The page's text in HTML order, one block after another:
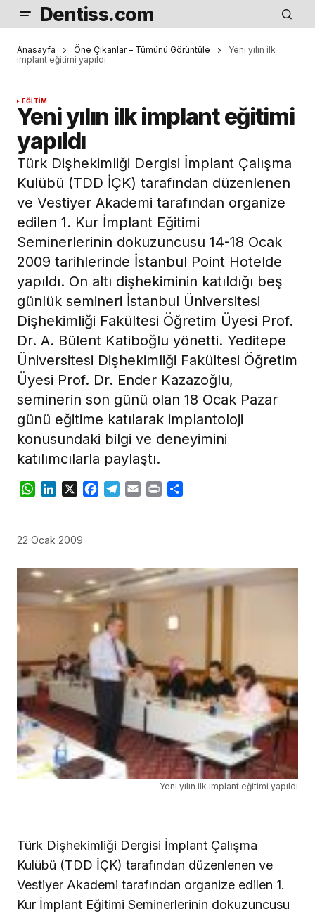
Dentiss.com
Anasayfa Öne Çıkanlar – Tümünü Görüntüle
Yeni yılın ilk
implant eğitimi yapıldı
EĞITIM
Yeni yılın ilk implant eğitimi
yapıldı
Türk Dişhekimliği Dergisi İmplant Çalışma
Kulübü (TDD İÇK) tarafından düzenlenen
ve Vestiyer Akademi tarafından organize
edilen 1. Kur İmplant Eğitimi
Seminerlerinin dokuzuncusu 14-18 Ocak
2009 tarihlerinde İstanbul Point Hotelde
yapıldı. On altı dişhekiminin katıldığı beş
günlük semineri İstanbul Üniversitesi
Dişhekimliği Fakültesi Öğretim Üyesi Prof.
Dr. A. Bülent Katiboğlu yönetti. Yeditepe
Üniversitesi Dişhekimliği Fakültesi Öğretim
Üyesi Prof. Dr. Ender Kazazoğlu,
seminerin son günü olan 18 Ocak Pazar
günü eğitime katılarak implantoloji
konusundaki bilgi ve deneyimini
katılımcılarla paylaştı.
WhatsApp
LinkedIn
X Facebook
Telegram
Email Print
22 Ocak 2009
Yeni yılın ilk implant eğitimi yapıldı
Türk Dişhekimliği Dergisi İmplant Çalışma
Kulübü (TDD İÇK) tarafından düzenlenen ve
Vestiyer Akademi tarafından organize edilen 1.
Kur İmplant Eğitimi Seminerlerinin dokuzuncusu